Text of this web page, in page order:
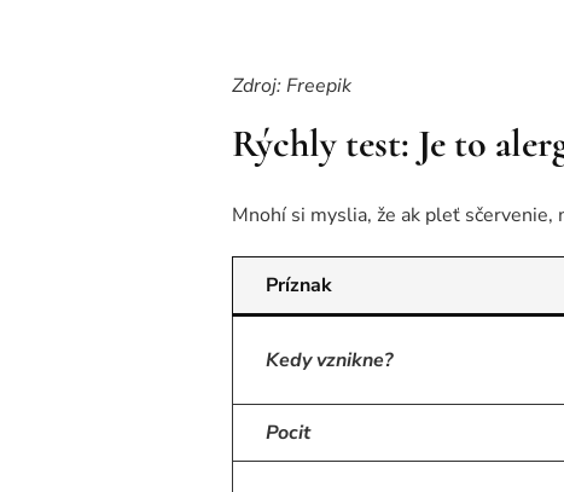
Zdroj: Freepik
Rýchly test: Je to
Mnohí si myslia, že ak pleť
Príznak
Kedy vznikne?
Pocit